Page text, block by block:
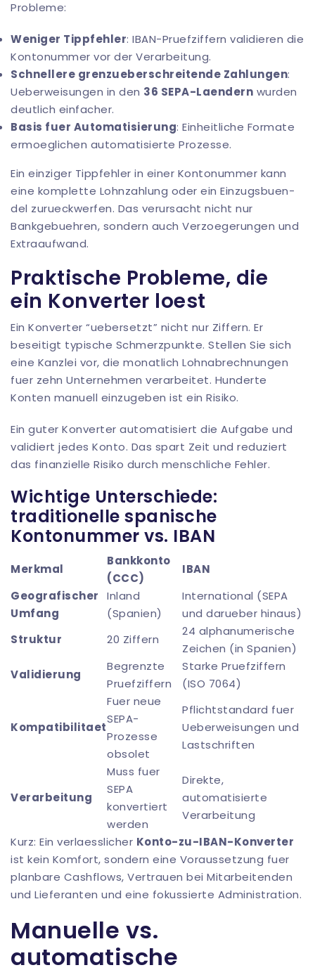
Probleme:
Weniger Tippfehler: IBAN-Pruefziffern validieren die
Kontonummer vor der Verarbeitung.
Schnellere grenzueberschreitende Zahlungen:
Ueberweisungen in den 36 SEPA-Laendern wurden
deutlich einfacher.
Basis fuer Automatisierung: Einheitliche Formate
ermoeglichen automatisierte Prozesse.
Ein einziger Tippfehler in einer Kontonummer kann
eine komplette Lohnzahlung oder ein Einzugsbuen­
del zurueckwerfen. Das verursacht nicht nur
Bankgebuehren, sondern auch Verzoegerungen und
Extraaufwand.
Praktische Probleme, die
ein Konverter loest
Ein Konverter “uebersetzt” nicht nur Ziffern. Er
beseitigt typische Schmerzpunkte. Stellen Sie sich
eine Kanzlei vor, die monatlich Lohnabrechnungen
fuer zehn Unternehmen verarbeitet. Hunderte
Konten manuell einzugeben ist ein Risiko.
Ein guter Konverter automatisiert die Aufgabe und
validiert jedes Konto. Das spart Zeit und reduziert
das finanzielle Risiko durch menschliche Fehler.
Wichtige Unterschiede:
traditionelle spanische
Kontonummer vs. IBAN
Merkmal
Bankkonto
(CCC)
IBAN
Geografischer
Umfang
Inland
(Spanien)
International (SEPA
und darueber hinaus)
Struktur
20 Ziffern
24 alphanumerische
Zeichen (in Spanien)
Validierung
Begrenzte
Pruefziffern
Starke Pruefziffern
(ISO 7064)
Kompatibilitaet
Fuer neue
SEPA-
Prozesse
obsolet
Pflichtstandard fuer
Ueberweisungen und
Lastschriften
Verarbeitung
Muss fuer
SEPA
konvertiert
werden
Direkte,
automatisierte
Verarbeitung
Kurz: Ein verlaesslicher Konto-zu-IBAN-Konverter
ist kein Komfort, sondern eine Voraussetzung fuer
planbare Cashflows, Vertrauen bei Mitarbeitenden
und Lieferanten und eine fokussierte Administration.
Manuelle vs.
automatische